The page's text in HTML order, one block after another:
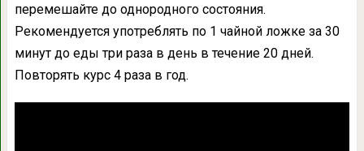
перемешайте до однородного состояния.
Рекомендуется употреблять по 1 чайной ложке за 30
минут до еды три раза в день в течение 20 дней.
Повторять курс 4 раза в год.